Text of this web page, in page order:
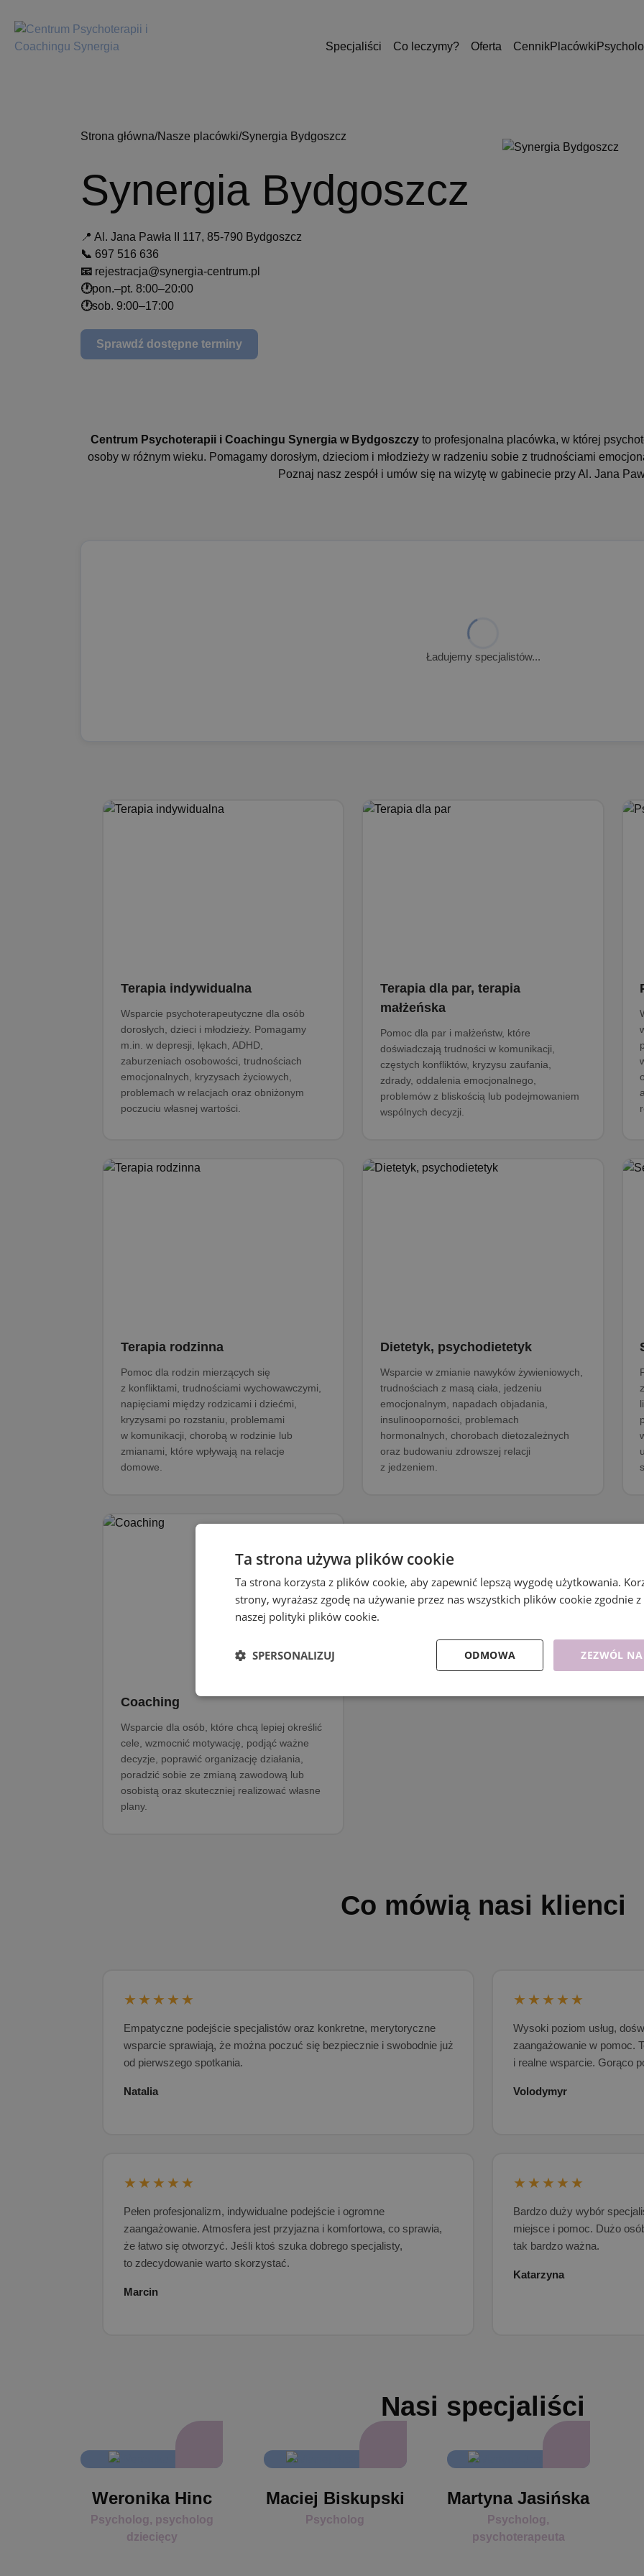
Specjaliści Co leczymy? Oferta CennikPlacówki
Strona główna/Nasze placówki/Synergia Bydgoszcz
Synergia Bydgoszcz
📍 Al. Jana Pawła II 117, 85-790 Bydgoszcz
📞 697 516 636
📧 rejestracja@synergia-centrum.pl
🕐pon.–pt. 8:00–20:00
🕐sob. 9:00–17:00
Sprawdź dostępne terminy
Centrum Psychoterapii i Coachingu Synergia w Bydgoszczyto profesjonalna placówka, w której
osoby w różnym wieku. Pomagamy dorosłym, dzieciom i młodzieży w radzeniu sobie z trudnościami
Poznaj nasz zespół i umów się na wizytę w gabinecie przy Al. Jana
Ładujemy specjalistów...
Terapia indywidualna
Wsparcie psychoterapeutyczne dla osób
dorosłych, dzieci i młodzieży. Pomagamy
m.in. w depresji, lękach, ADHD,
zaburzeniach osobowości, trudnościach
emocjonalnych, kryzysach życiowych,
problemach w relacjach oraz obniżonym
poczuciu własnej wartości.
Terapia dla par, terapia
małżeńska
Pomoc dla par i małżeństw, które
doświadczają trudności w komunikacji,
częstych konfliktów, kryzysu zaufania,
zdrady, oddalenia emocjonalnego,
problemów z bliskością lub podejmowaniem
wspólnych decyzji.
Terapia rodzinna
Pomoc dla rodzin mierzących się
z konfliktami, trudnościami wychowawczymi,
napięciami między rodzicami i dziećmi,
kryzysami po rozstaniu, problemami
w komunikacji, chorobą w rodzinie lub
zmianami, które wpływają na relacje
domowe.
Dietetyk, psychodietetyk
Wsparcie w zmianie nawyków żywieniowych,
trudnościach z masą ciała, jedzeniu
emocjonalnym, napadach objadania,
insulinooporności, problemach
hormonalnych, chorobach dietozależnych
oraz budowaniu zdrowszej relacji
z jedzeniem.
Coaching
Wsparcie dla osób, które chcą lepiej określić
cele, wzmocnić motywację, podjąć ważne
decyzje, poprawić organizację działania,
poradzić sobie ze zmianą zawodową lub
osobistą oraz skuteczniej realizować własne
plany.
Co mówią nasi klienci
★★★★★
Empatyczne podejście specjalistów oraz konkretne, merytoryczne
wsparcie sprawiają, że można poczuć się bezpiecznie i swobodnie już
od pierwszego spotkania.
Natalia
★★★★★
Wysoki poziom usług,
zaangażowanie w pomoc.
i realne wsparcie. Gorąco
Volodymyr
★★★★★
Pełen profesjonalizm, indywidualne podejście i ogromne
zaangażowanie. Atmosfera jest przyjazna i komfortowa, co sprawia,
że łatwo się otworzyć. Jeśli ktoś szuka dobrego specjalisty,
to zdecydowanie warto skorzystać.
Marcin
★★★★★
Bardzo duży wybór
miejsce i pomoc. Dużo
tak bardzo ważna.
Katarzyna
Nasi specjaliści
Weronika Hinc
Psycholog, psycholog
dziecięcy
Maciej Biskupski
Psycholog
Martyna Jasińska
Psycholog,
psychoterapeuta
Ta strona używa plików cookie
Ta strona korzysta z plików cookie, aby zapewnić lepszą wygodę użytkowania.
strony, wyrażasz zgodę na używanie przez nas wszystkich plików cookie zgodnie
naszej polityki plików cookie.
ZEZWÓL
ODMOWA
SPERSONALIZUJ